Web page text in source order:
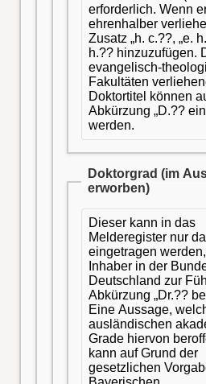
erforderlich. Wenn
ehrenhalber
Zusatz „h. c.??, „e.
h.?? hinzuzufügen.
evangelisch-
Fakultäten
Doktortitel können
Abkürzung „D.??
werden.
Doktorgrad (im
erworben)
Dieser kann in das
Melderegister nur
eingetragen
Inhaber in der
Deutschland zur
Abkürzung „Dr.??
Eine Aussage,
ausländischen
Grade hiervon
kann auf Grund der
gesetzlichen